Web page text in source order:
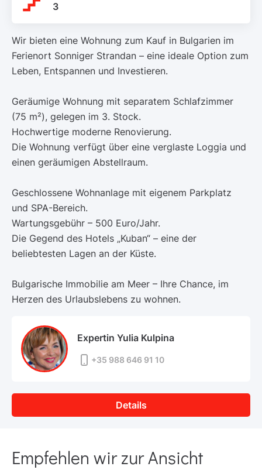
3
Wir bieten eine Wohnung zum Kauf in Bulgarien im
Ferienort Sonniger Strandan – eine ideale Option zum
Leben, Entspannen und Investieren.
Geräumige Wohnung mit separatem Schlafzimmer
(75 m²), gelegen im 3. Stock.
Hochwertige moderne Renovierung.
Die Wohnung verfügt über eine verglaste Loggia und
einen geräumigen Abstellraum.
Geschlossene Wohnanlage mit eigenem Parkplatz
und SPA-Bereich.
Wartungsgebühr – 500 Euro/Jahr.
Die Gegend des Hotels „Kuban“ – eine der
beliebtesten Lagen an der Küste.
Bulgarische Immobilie am Meer – Ihre Chance, im
Herzen des Urlaubslebens zu wohnen.
Expertin Yulia Kulpina
+35 988 646 91 10
Details
Empfehlen wir zur Ansicht